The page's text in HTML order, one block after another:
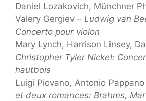
Daniel Lozakovich, Münchner
Valery Gergiev – Ludwig van
Concerto pour violon
Mary Lynch, Harrison Linsey,
Christopher Tyler Nickel:
hautbois
Luigi Piovano, Antonio Pappano
et deux romances: Brahms,